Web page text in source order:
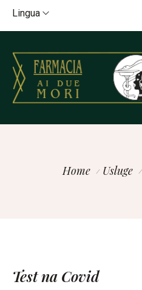
Lingua
Home Usluge
Test na Covid